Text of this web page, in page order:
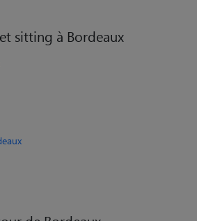
sitting à Bordeaux